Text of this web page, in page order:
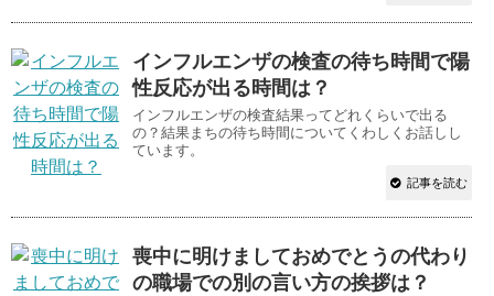
インフルエンザの検査の待ち時間で陽
性反応が出る時間は？
インフルエンザの検査結果ってどれくらいで出る
の？結果まちの待ち時間についてくわしくお話しし
ています。
記事を読む
喪中に明けましておめでとうの代わり
の職場での別の言い方の挨拶は？